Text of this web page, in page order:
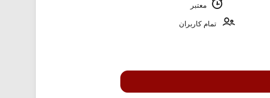
معتبر
تمام کاربران